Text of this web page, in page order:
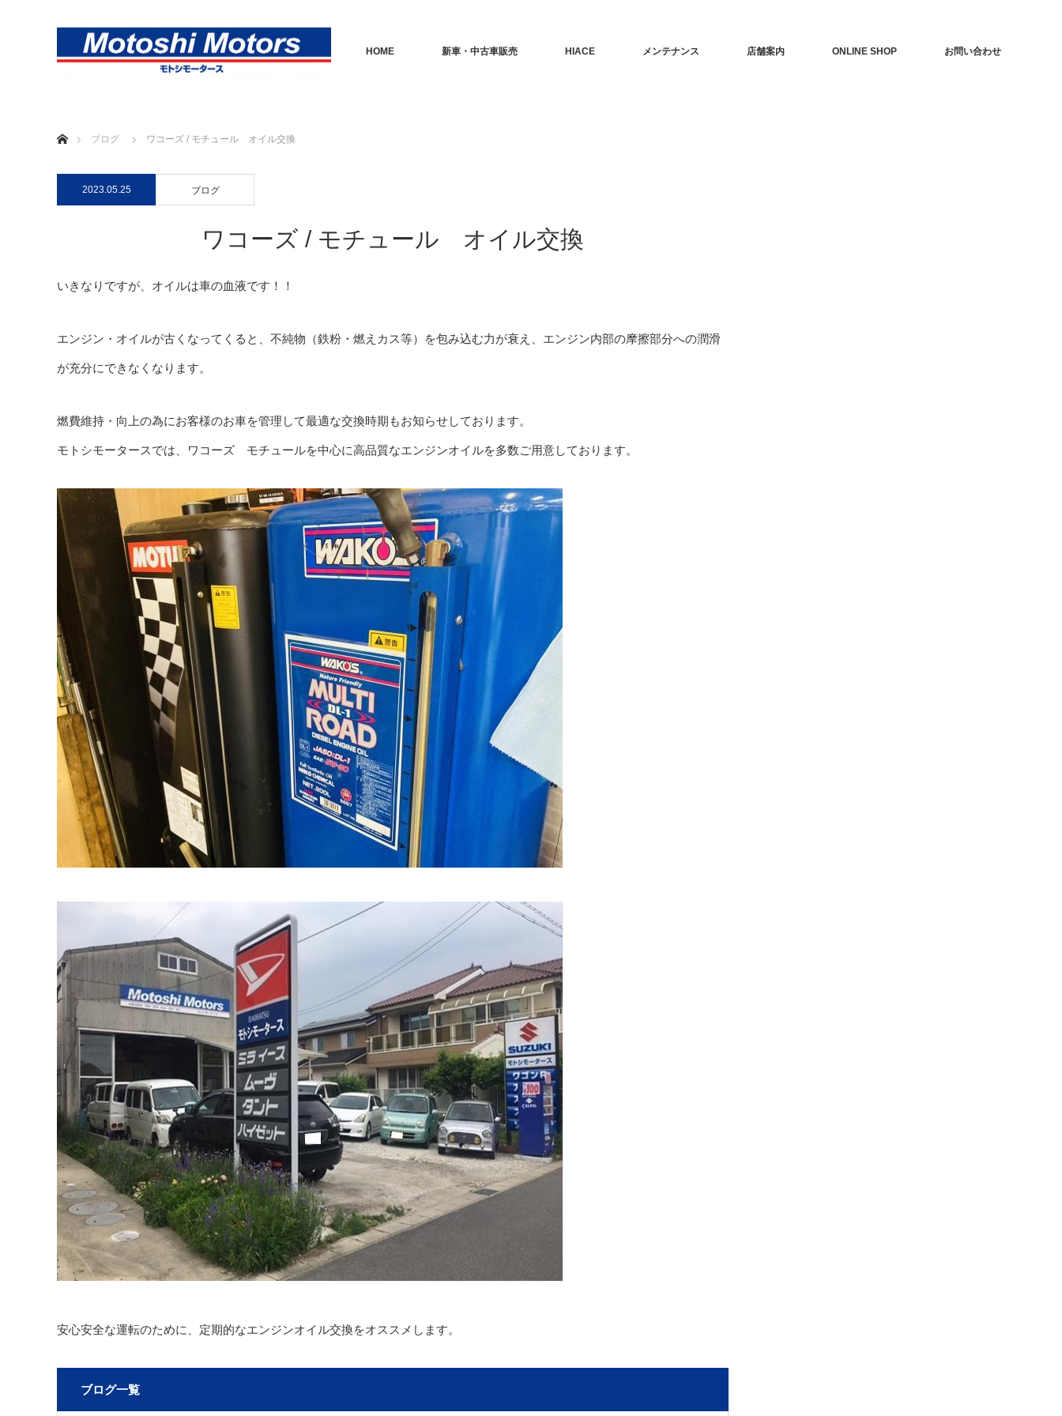
HOME 新車・中古車販売 HIACE メンテナンス 店舗案内 ONLINE SHOP お問い合わせ
ブログ
ワコーズ / モチュール オイル交換
2023.05.25 ブログ
ワコーズ / モチュール オイル交換
いきなりですが、オイルは車の血液です！！
エンジン・オイルが古くなってくると、不純物（鉄粉・燃えカス等）を包み込む力が衰え、エンジン内部の摩擦部分への潤滑
が充分にできなくなります。
燃費維持・向上の為にお客様のお車を管理して最適な交換時期もお知らせしております。
モトシモータースでは、ワコーズ モチュールを中心に高品質なエンジンオイルを多数ご用意しております。
安心安全な運転のために、定期的なエンジンオイル交換をオススメします。
ブログ一覧